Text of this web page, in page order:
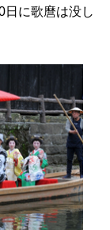
日に歌麿は没し